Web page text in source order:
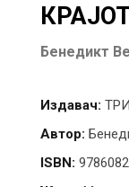
Бенедикт
Издавач: ТРИ
Автор:
ISBN: